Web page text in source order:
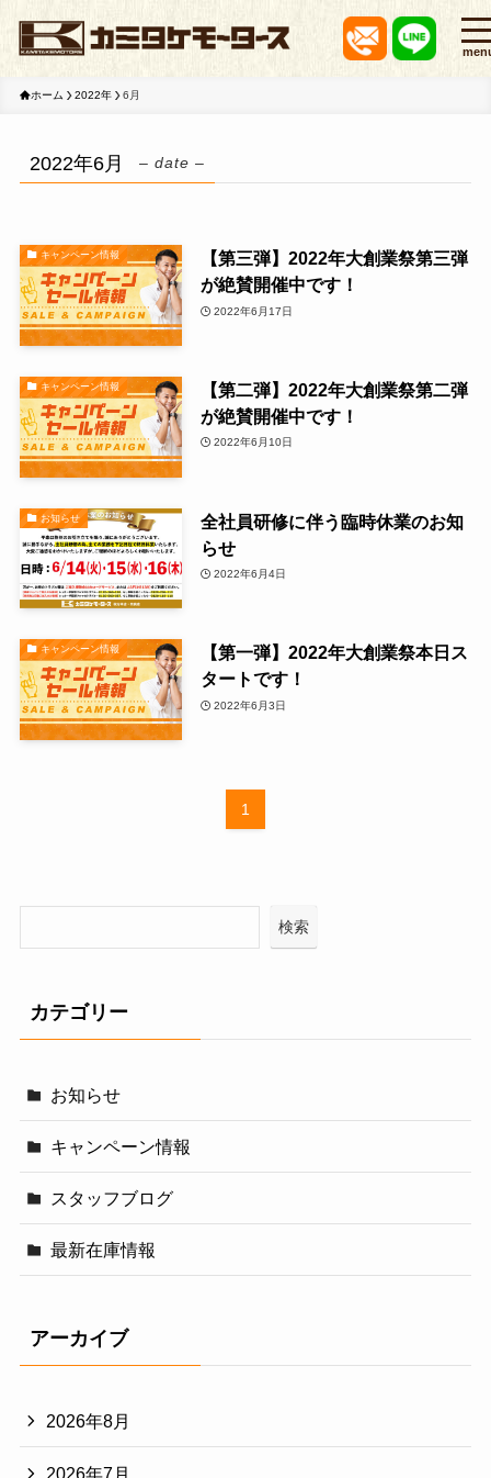
ホーム 2022年 6月
2022年6月 – date –
キャンペーン情報
【第三弾】2022年大創業祭第三弾
が絶賛開催中です！
2022年6月17日
キャンペーン情報
【第二弾】2022年大創業祭第二弾
が絶賛開催中です！
2022年6月10日
お知らせ
全社員研修に伴う臨時休業のお知
らせ
2022年6月4日
キャンペーン情報
【第一弾】2022年大創業祭本日ス
タートです！
2022年6月3日
1
検索
カテゴリー
お知らせ
キャンペーン情報
スタッフブログ
最新在庫情報
アーカイブ
2026年8月
2026年7月